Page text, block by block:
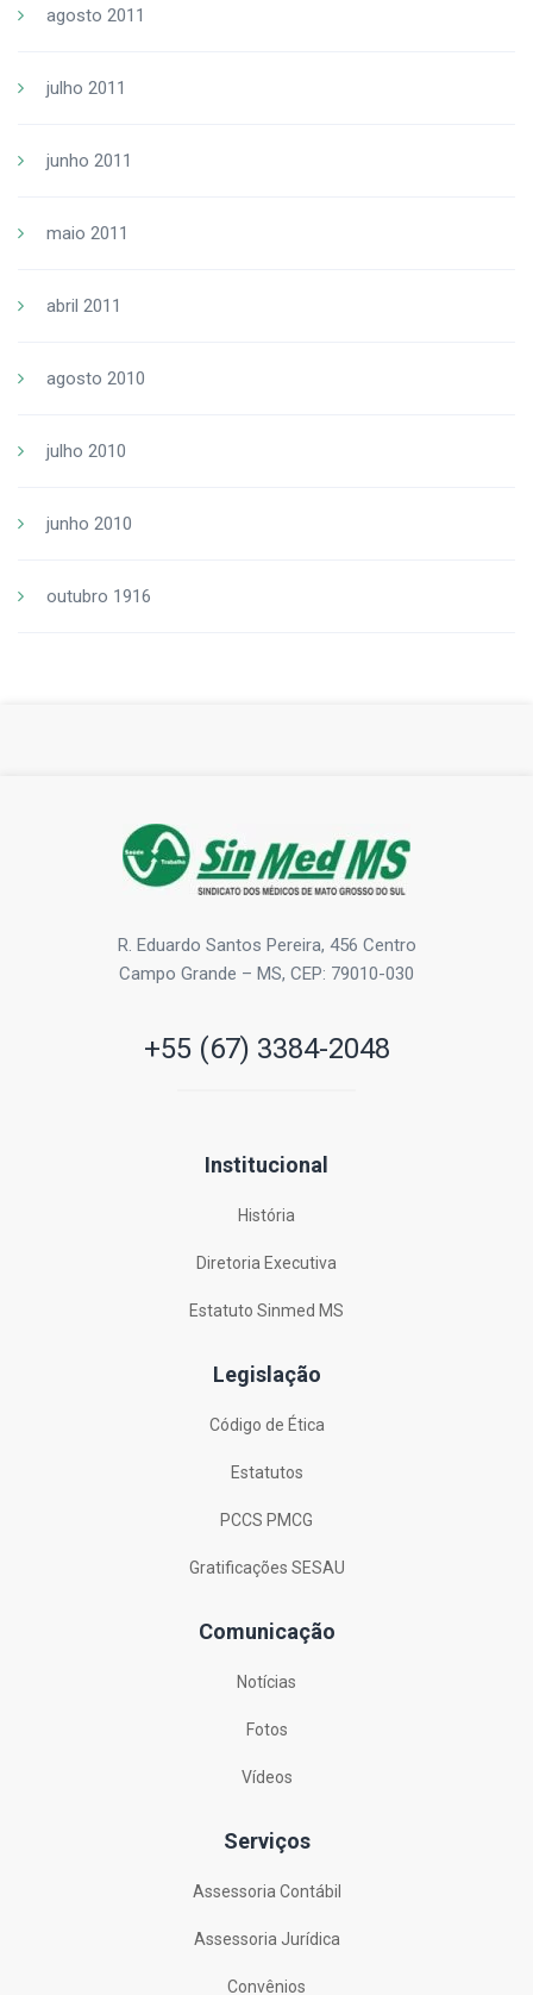
agosto 2011
julho 2011
junho 2011
maio 2011
abril 2011
agosto 2010
julho 2010
junho 2010
outubro 1916
R. Eduardo Santos Pereira, 456 Centro
Campo Grande – MS, CEP: 79010-030
+55 (67) 3384-2048
Institucional
História
Diretoria Executiva
Estatuto Sinmed MS
Legislação
Código de Ética
Estatutos
PCCS PMCG
Gratificações SESAU
Comunicação
Notícias
Fotos
Vídeos
Serviços
Assessoria Contábil
Assessoria Jurídica
Convênios